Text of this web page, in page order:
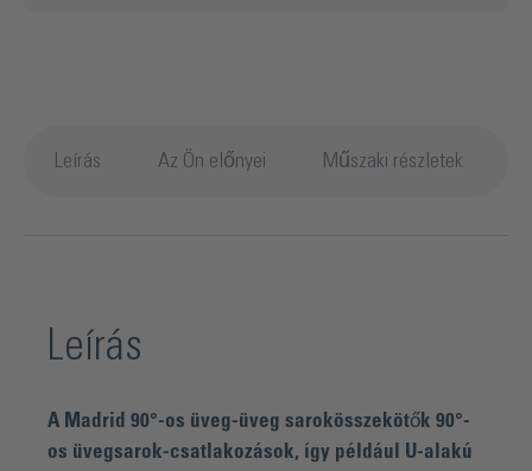
Leírás Az Ön előnyei Műszaki részletek
Leírás
A Madrid 90°-os üveg-üveg sarokösszekötők 90°-
os üvegsarok-csatlakozások, így például U-alakú